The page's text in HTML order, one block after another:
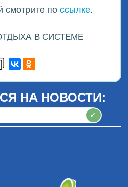
смотрите поссылке.
В СИСТЕМЕ
НА НОВОСТИ:
✓